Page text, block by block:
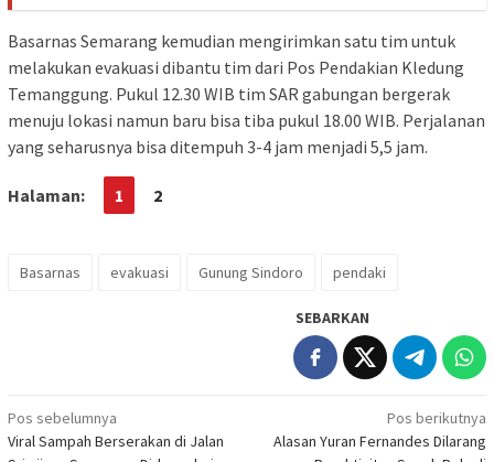
Basarnas Semarang kemudian mengirimkan satu tim untuk
melakukan evakuasi dibantu tim dari Pos Pendakian Kledung
Temanggung. Pukul 12.30 WIB tim SAR gabungan bergerak
menuju lokasi namun baru bisa tiba pukul 18.00 WIB. Perjalanan
yang seharusnya bisa ditempuh 3-4 jam menjadi 5,5 jam.
Halaman: 1 2
Basarnas evakuasi Gunung Sindoro pendaki
SEBARKAN
Navigasi
pos
Pos sebelumnya
Viral Sampah Berserakan di Jalan
Pos berikutnya
Alasan Yuran Fernandes Dilarang